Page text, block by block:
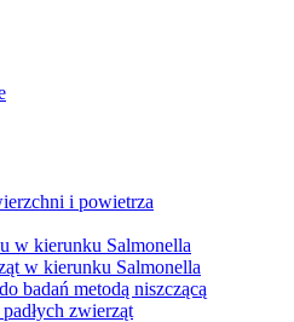
i powietrza
w kierunku Salmonella
w kierunku Salmonella
badań metodą niszczącą
zwierząt